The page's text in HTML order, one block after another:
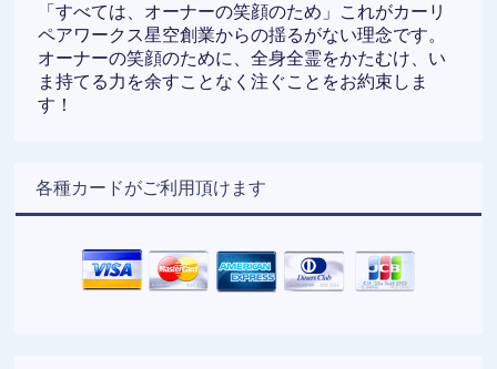
「すべては、オーナーの笑顔のため」これがカーリ
ペアワークス星空創業からの揺るがない理念です。
オーナーの笑顔のために、全身全霊をかたむけ、い
ま持てる力を余すことなく注ぐことをお約束しま
す！
各種カードがご利用頂けます